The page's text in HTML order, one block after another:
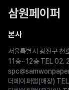
삼원페이퍼
본사
서울특별시 광진구
11층~12층 TEL 02.
더페이퍼랩(매장)